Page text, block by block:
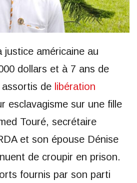
justice américaine au
dollars et à 7 ans de
de libération
esclavagisme sur une fille
Touré, secrétaire
et son épouse Dénise
de croupir en prison.
fournis par son parti